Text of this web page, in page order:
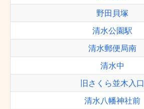
野田貝塚
清水公園駅
清水郵便局南
清水中
旧さくら並木入口
清水八幡神社前